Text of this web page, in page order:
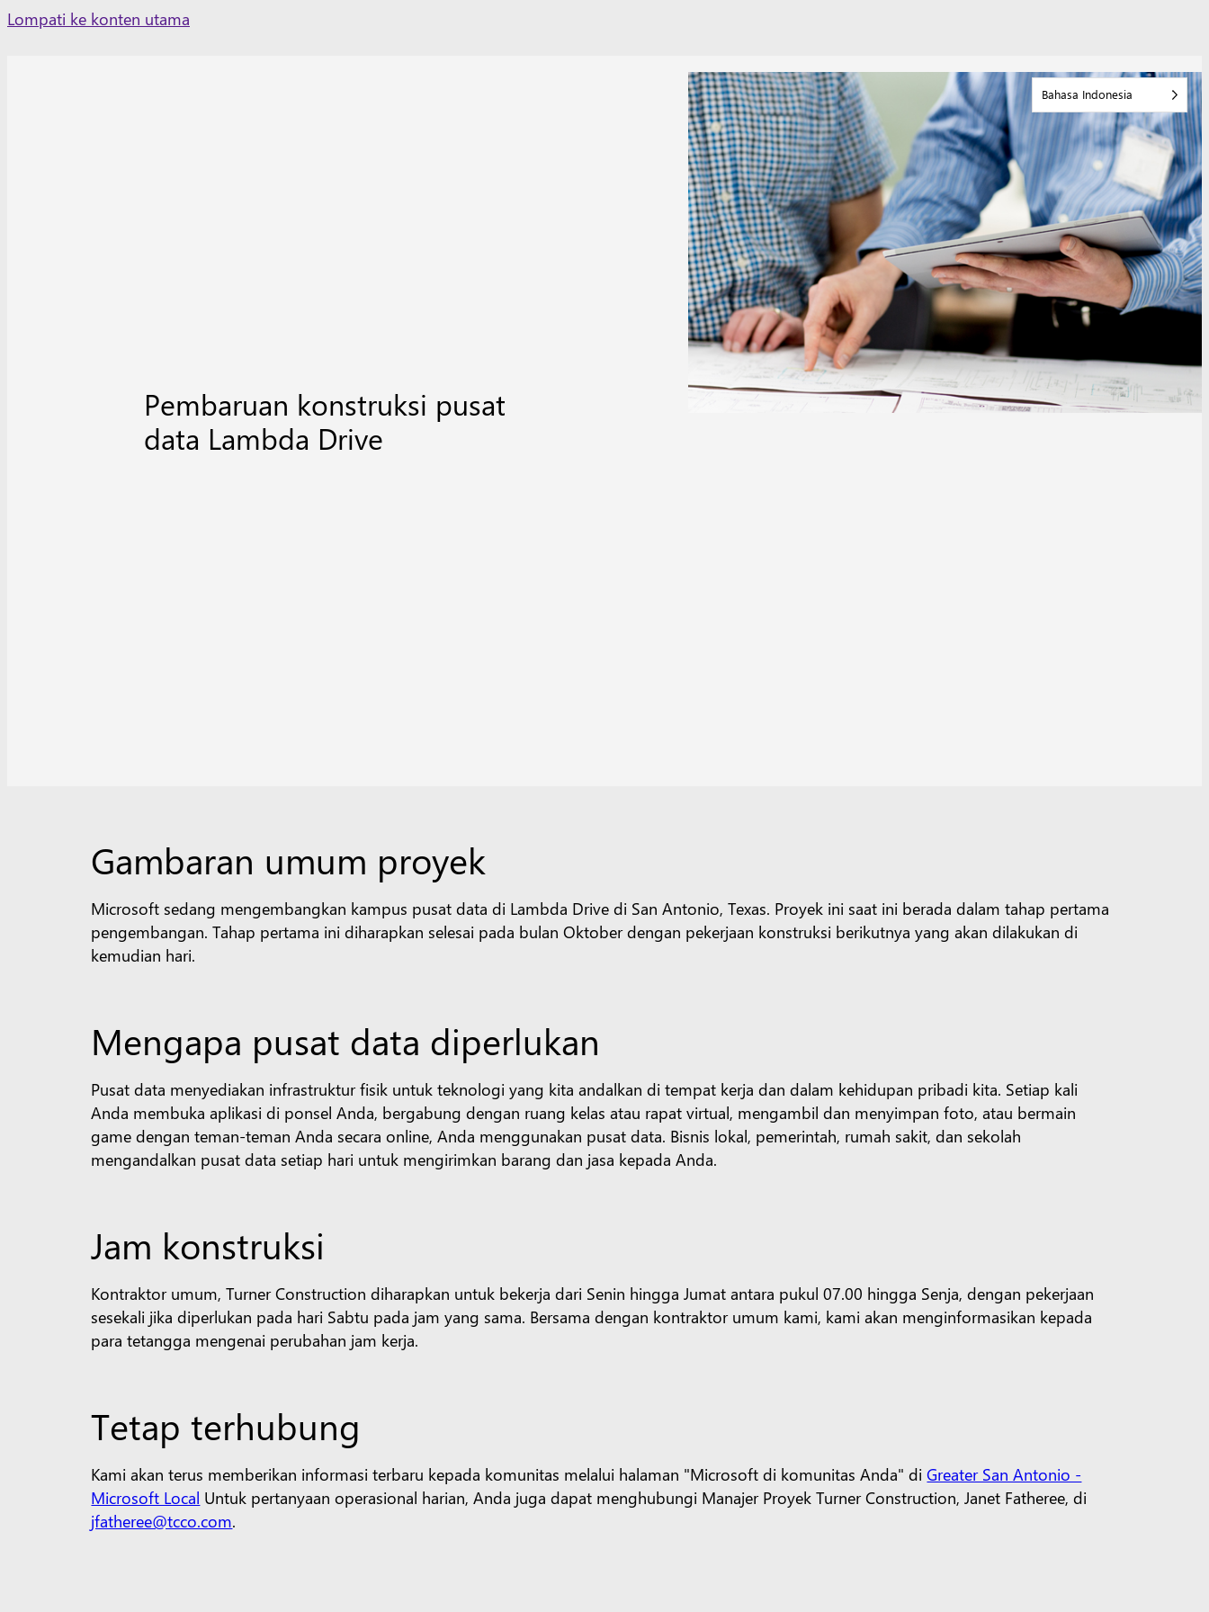
Skip
Lompati ke konten utama
Bahasa Indonesia
Pembaruan konstruksi pusat
data Lambda Drive
Gambaran umum proyek
Microsoft sedang mengembangkan kampus pusat data di Lambda Drive di San Antonio, Texas. Proyek ini saat ini berada dalam tahap pertama
pengembangan. Tahap pertama ini diharapkan selesai pada bulan Oktober dengan pekerjaan konstruksi berikutnya yang akan dilakukan di
kemudian hari.
Mengapa pusat data diperlukan
Pusat data menyediakan infrastruktur fisik untuk teknologi yang kita andalkan di tempat kerja dan dalam kehidupan pribadi kita. Setiap kali
Anda membuka aplikasi di ponsel Anda, bergabung dengan ruang kelas atau rapat virtual, mengambil dan menyimpan foto, atau bermain
game dengan teman-teman Anda secara online, Anda menggunakan pusat data. Bisnis lokal, pemerintah, rumah sakit, dan sekolah
mengandalkan pusat data setiap hari untuk mengirimkan barang dan jasa kepada Anda.
Jam konstruksi
Kontraktor umum, Turner Construction diharapkan untuk bekerja dari Senin hingga Jumat antara pukul 07.00 hingga Senja, dengan pekerjaan
sesekali jika diperlukan pada hari Sabtu pada jam yang sama. Bersama dengan kontraktor umum kami, kami akan menginformasikan kepada
para tetangga mengenai perubahan jam kerja.
Tetap terhubung
Kami akan terus memberikan informasi terbaru kepada komunitas melalui halaman "Microsoft di komunitas Anda" diGreater San Antonio -
Microsoft Local Untuk pertanyaan operasional harian, Anda juga dapat menghubungi Manajer Proyek Turner Construction, Janet Fatheree, di
jfatheree@tcco.com.